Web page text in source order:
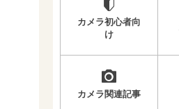
カメラ初心者向
け
カメラ関連記事